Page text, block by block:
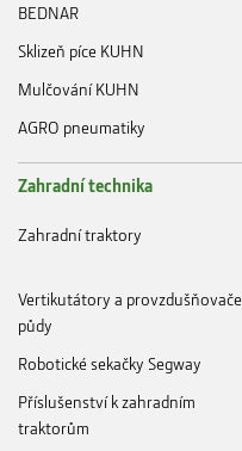
BEDNAR
Sklizeň píce KUHN
Mulčování KUHN
AGRO pneumatiky
Zahradní technika
Zahradní traktory
Vertikutátory a provzdušňovače
půdy
Robotické sekačky Segway
Příslušenství k zahradním
traktorům